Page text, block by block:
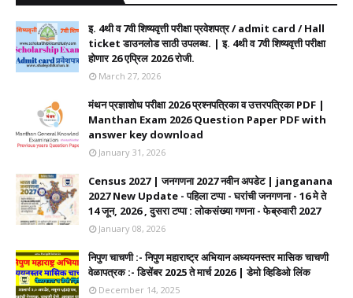
इ. 4थी व 7वी शिष्यवृत्ती परीक्षा प्रवेशपत्र / admit card / Hall
ticket डाउनलोड साठी उपलब्ध. | इ. 4थी व 7वी शिष्यवृत्ती परीक्षा
होणार 26 एप्रिल 2026 रोजी.
March 27, 2026
मंथन प्रज्ञाशोध परीक्षा 2026 प्रश्नपत्रिका व उत्तरपत्रिका PDF |
Manthan Exam 2026 Question Paper PDF with
answer key download
January 31, 2026
Census 2027 | जनगणना 2027 नवीन अपडेट | janganana
2027 New Update - पहिला टप्पा - घरांची जनगणना - 16 मे ते
14 जून, 2026 , दुसरा टप्पा : लोकसंख्या गणना - फेब्रुवारी 2027
January 08, 2026
निपुण चाचणी :- निपुण महाराष्ट्र अभियान अध्ययनस्तर मासिक चाचणी
वेळापत्रक :- डिसेंबर 2025 ते मार्च 2026 | डेमो व्हिडिओ लिंक
December 14, 2025